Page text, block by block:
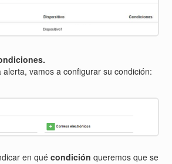
alerta, vamos a configurar su condición:
en quécondición queremos que se